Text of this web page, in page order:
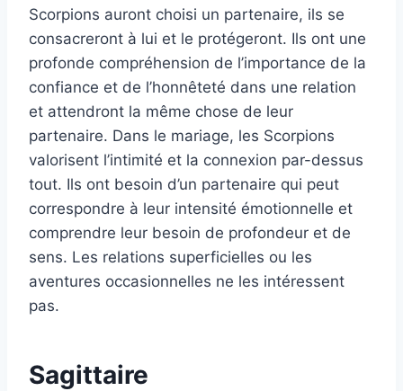
Scorpions auront choisi un partenaire, ils se
consacreront à lui et le protégeront. Ils ont une
profonde compréhension de l’importance de la
confiance et de l’honnêteté dans une relation
et attendront la même chose de leur
partenaire. Dans le mariage, les Scorpions
valorisent l’intimité et la connexion par-dessus
tout. Ils ont besoin d’un partenaire qui peut
correspondre à leur intensité émotionnelle et
comprendre leur besoin de profondeur et de
sens. Les relations superficielles ou les
aventures occasionnelles ne les intéressent
pas.
Sagittaire